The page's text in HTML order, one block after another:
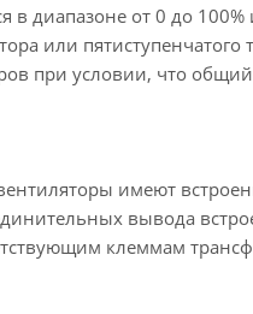
в диапазоне от 0 до
или
при условии, что
имеют
вывода
клеммам